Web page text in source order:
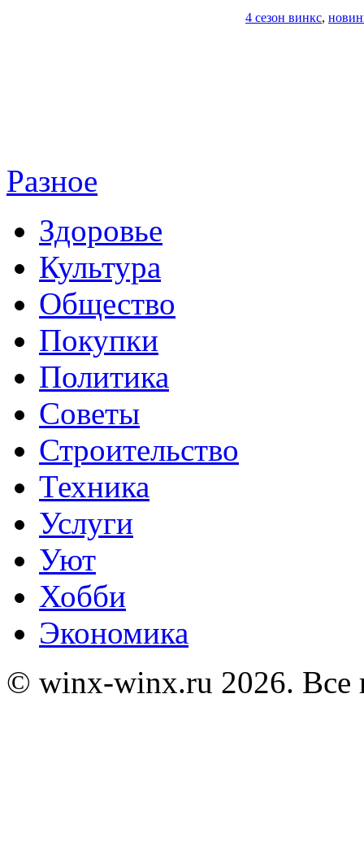
4 сезон винкс,
Разное
Здоровье
Культура
Общество
Покупки
Политика
Советы
Строительство
Техника
Услуги
Уют
Хобби
Экономика
© winx-winx.ru 2026. Все